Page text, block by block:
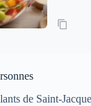
de Saint-